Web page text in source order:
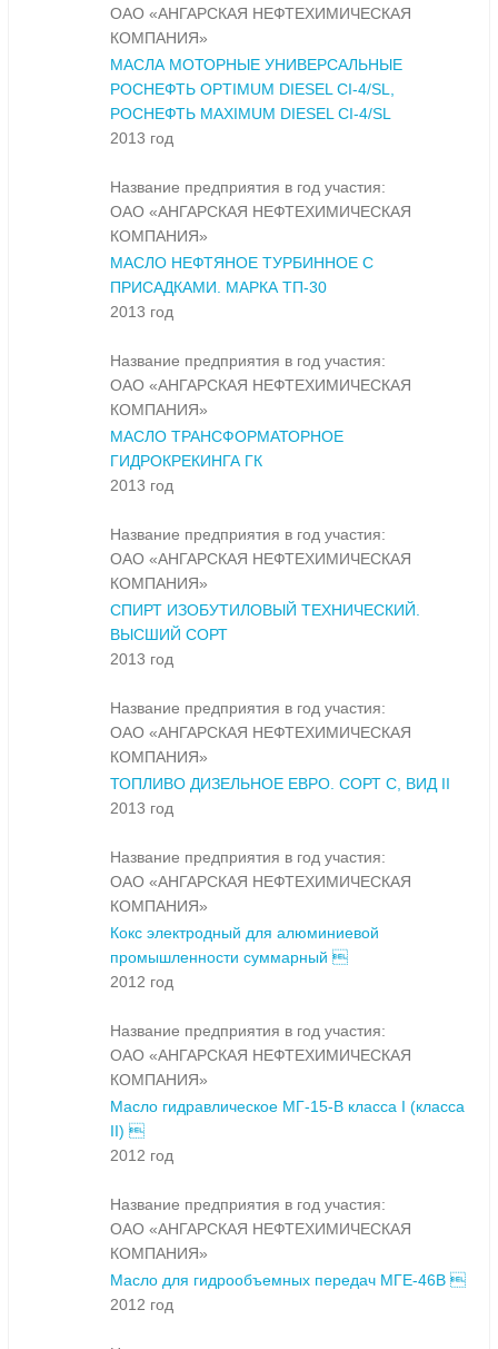
ОАО «АНГАРСКАЯ НЕФТЕХИМИЧЕСКАЯ
КОМПАНИЯ»
МАСЛА МОТОРНЫЕ УНИВЕРСАЛЬНЫЕ
РОСНЕФТЬ OPTIMUM DIESEL CI-4/SL,
РОСНЕФТЬ MAXIMUM DIESEL CI-4/SL
2013 год
Название предприятия в год участия:
ОАО «АНГАРСКАЯ НЕФТЕХИМИЧЕСКАЯ
КОМПАНИЯ»
МАСЛО НЕФТЯНОЕ ТУРБИННОЕ С
ПРИСАДКАМИ. МАРКА ТП-30
2013 год
Название предприятия в год участия:
ОАО «АНГАРСКАЯ НЕФТЕХИМИЧЕСКАЯ
КОМПАНИЯ»
МАСЛО ТРАНСФОРМАТОРНОЕ
ГИДРОКРЕКИНГА ГК
2013 год
Название предприятия в год участия:
ОАО «АНГАРСКАЯ НЕФТЕХИМИЧЕСКАЯ
КОМПАНИЯ»
СПИРТ ИЗОБУТИЛОВЫЙ ТЕХНИЧЕСКИЙ.
ВЫСШИЙ СОРТ
2013 год
Название предприятия в год участия:
ОАО «АНГАРСКАЯ НЕФТЕХИМИЧЕСКАЯ
КОМПАНИЯ»
ТОПЛИВО ДИЗЕЛЬНОЕ ЕВРО. СОРТ С, ВИД II
2013 год
Название предприятия в год участия:
ОАО «АНГАРСКАЯ НЕФТЕХИМИЧЕСКАЯ
КОМПАНИЯ»
Кокс электродный для алюминиевой
промышленности суммарный 
2012 год
Название предприятия в год участия:
ОАО «АНГАРСКАЯ НЕФТЕХИМИЧЕСКАЯ
КОМПАНИЯ»
Масло гидравлическое МГ-15-В класса I (класса
II) 
2012 год
Название предприятия в год участия:
ОАО «АНГАРСКАЯ НЕФТЕХИМИЧЕСКАЯ
КОМПАНИЯ»
Масло для гидрообъемных передач МГЕ-46В 
2012 год